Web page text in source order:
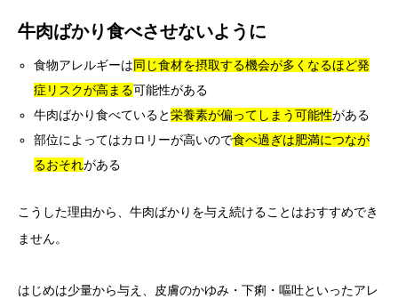
牛肉ばかり食べさせないように
食物アレルギーは同じ食材を摂取する機会が多くなるほど発
症リスクが高まる可能性がある
牛肉ばかり食べていると栄養素が偏ってしまう可能性がある
部位によってはカロリーが高いので食べ過ぎは肥満につなが
るおそれがある
こうした理由から、牛肉ばかりを与え続けることはおすすめでき
ません。
はじめは少量から与え、皮膚のかゆみ・下痢・嘔吐といったアレ